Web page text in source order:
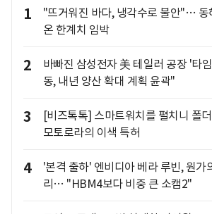
1
"뜨거워진 바다, 냉각수로 불안"… 동
온 한계치 임박
2
바빠진 삼성전자 美 테일러 공장 '타
동, 내년 양산 확대 계획 윤곽"
3
[비즈톡톡] 스마트워치를 펼치니 폴
모토로라의 이색 특허
4
'본격 출하' 엔비디아 베라 루빈, 원가
리… "HBM4보다 비중 큰 소캠2"